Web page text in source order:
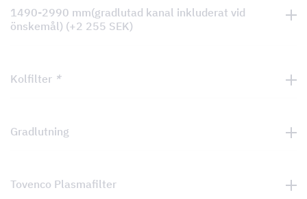
1490-2990 mm(gradlutad kanal inkluderat vid
önskemål) (+2 255 SEK)
Kolfilter *
Gradlutning
Tovenco Plasmafilter